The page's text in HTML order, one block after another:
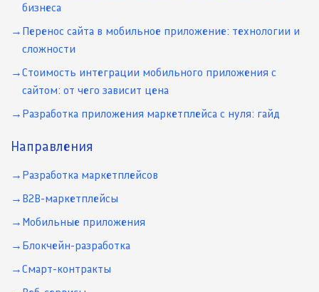
бизнеса
Перенос сайта в мобильное приложение: технологии и
сложности
Стоимость интеграции мобильного приложения с
сайтом: от чего зависит цена
Разработка приложения маркетплейса с нуля: гайд
Направления
Разработка маркетплейсов
B2B-маркетплейсы
Мобильные приложения
Блокчейн-разработка
Смарт-контракты